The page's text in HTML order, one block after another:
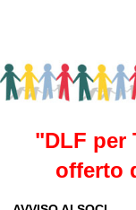
"DLF per
offerto